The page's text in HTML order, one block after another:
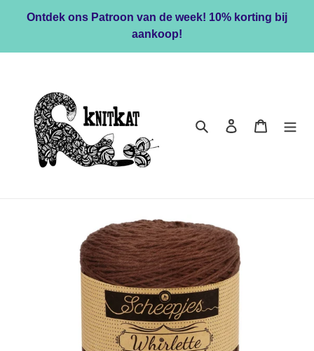
content
Ontdek ons Patroon van de week! 10% korting bij
aankoop!
Zoeken Inloggen